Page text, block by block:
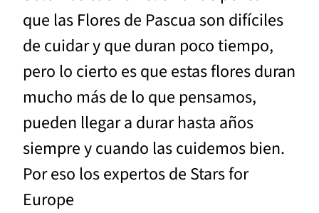
que las Flores de Pascua son difíciles
de cuidar y que duran poco tiempo,
pero lo cierto es que estas flores duran
mucho más de lo que pensamos,
pueden llegar a durar hasta años
siempre y cuando las cuidemos bien.
Por eso los expertos de Stars for
Europe